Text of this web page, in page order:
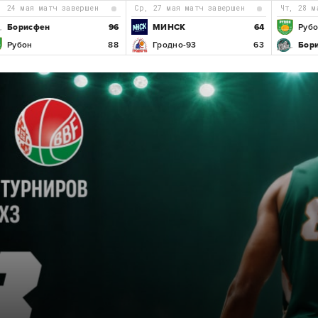
24 мая матч завершен
Борисфен
96
Рубон
88
ср, 27 мая матч завершен
МИНСК
64
Гродно-93
63
чт, 28